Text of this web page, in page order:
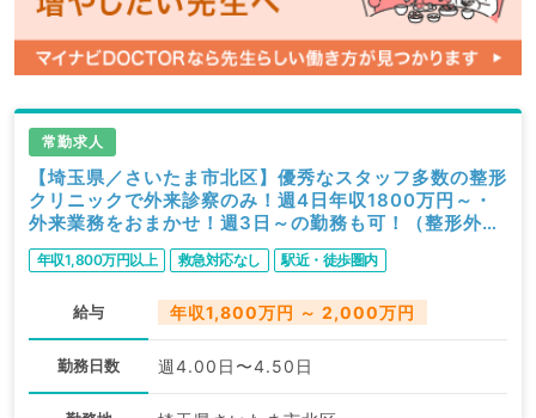
常勤求人
【埼玉県／さいたま市北区】優秀なスタッフ多数の整形
クリニックで外来診察のみ！週4日年収1800万円～・
外来業務をおまかせ！週3日～の勤務も可！（整形外科
／常勤）
年収1,800万円以上 救急対応なし 駅近・徒歩圏内
給与 年収1,800万円 ～ 2,000万円
勤務日数 週4.00日〜4.50日